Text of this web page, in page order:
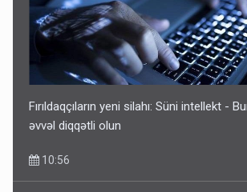
Fırıldaqçıların yeni silahı: Süni intellekt -
əvvəl diqqətli olun
10:56